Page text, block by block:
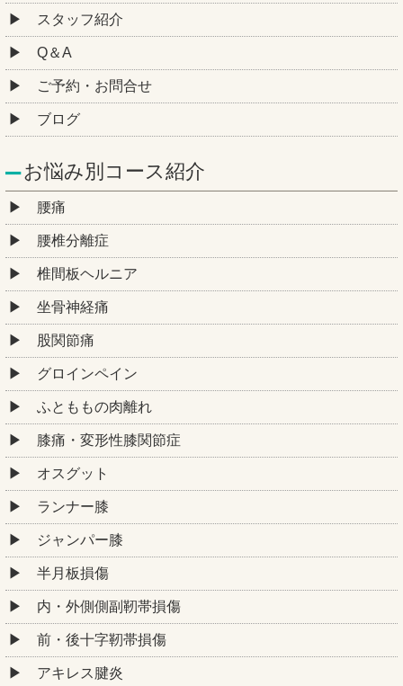
スタッフ紹介
Q＆A
ご予約・お問合せ
ブログ
お悩み別コース紹介
腰痛
腰椎分離症
椎間板ヘルニア
坐骨神経痛
股関節痛
グロインペイン
ふとももの肉離れ
膝痛・変形性膝関節症
オスグット
ランナー膝
ジャンパー膝
半月板損傷
内・外側側副靭帯損傷
前・後十字靭帯損傷
アキレス腱炎